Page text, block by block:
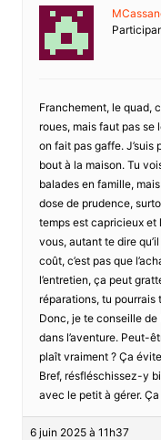
Franchement, le quad,
roues, mais faut pas se
on fait pas gaffe. J’suis
bout à la maison. Tu
balades en famille,
dose de prudence,
temps est capricieux et
vous, autant te dire
coût, c’est pas que
l’entretien, ça peut
réparations, tu
Donc, je te conseille
dans l’aventure. Peut-
plaît vraiment ? Ça
Bref, résfléschissez-y
avec le petit à gérer.
6 juin 2025 à 11h37